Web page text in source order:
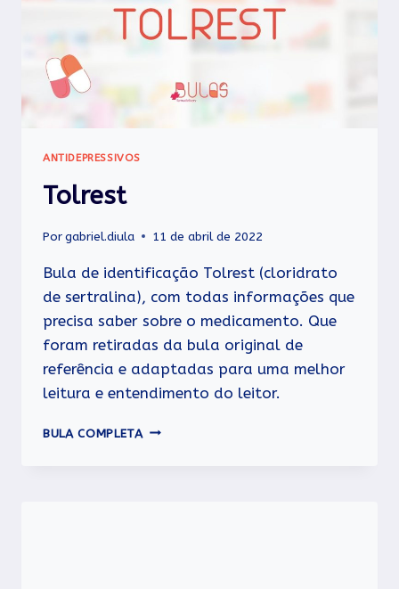
ANTIDEPRESSIVOS
Tolrest
Porgabriel.diula 11 de abril de 2022
Bula de identificação Tolrest (cloridrato
de sertralina), com todas informações que
precisa saber sobre o medicamento. Que
foram retiradas da bula original de
referência e adaptadas para uma melhor
leitura e entendimento do leitor.
BULA COMPLETA TOLREST